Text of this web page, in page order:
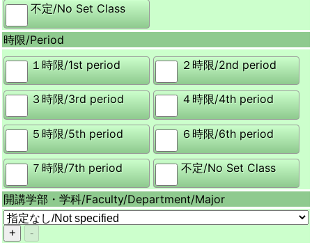
不定/No Set Class
時限/Period
１時限/1st period ２時限/2nd period
３時限/3rd period ４時限/4th period
５時限/5th period ６時限/6th period
７時限/7th period 不定/No Set Class
開講学部・学科/Faculty/Department/Major